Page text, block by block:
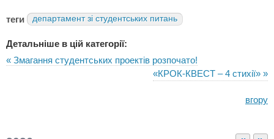
теги департамент зі студентських питань
Детальніше в цій категорії:
« Змагання студентських проектів розпочато!
«КРОК-КВЕСТ – 4 стихії» »
вгору